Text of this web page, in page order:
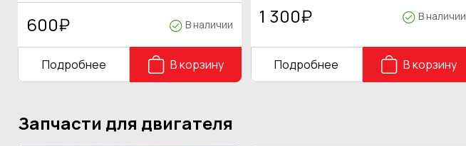
600₽ В наличии
Подробнее В корзину
1 300₽ В наличии
Подробнее В корзину
Запчасти для двигателя